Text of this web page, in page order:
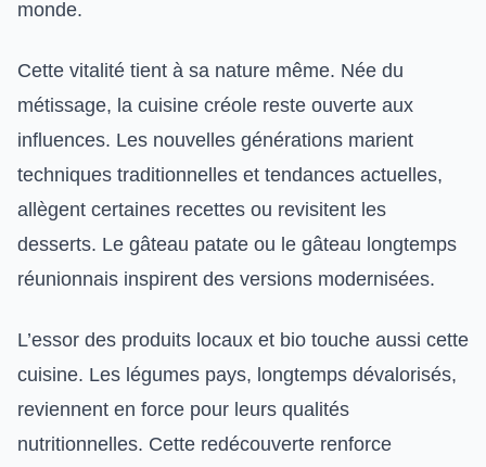
monde.
Cette vitalité tient à sa nature même. Née du
métissage, la cuisine créole reste ouverte aux
influences. Les nouvelles générations marient
techniques traditionnelles et tendances actuelles,
allègent certaines recettes ou revisitent les
desserts. Le gâteau patate ou le gâteau longtemps
réunionnais inspirent des versions modernisées.
L’essor des produits locaux et bio touche aussi cette
cuisine. Les légumes pays, longtemps dévalorisés,
reviennent en force pour leurs qualités
nutritionnelles. Cette redécouverte renforce